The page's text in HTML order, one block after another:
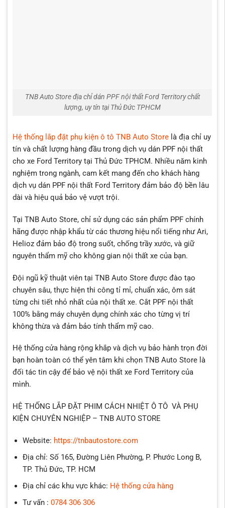
TNB Auto Store địa chỉ dán PPF nội thất Ford Territory chất
lượng, uy tín tại Thủ Đức TPHCM
Hệ thống lắp đặt phụ kiện ô tô TNB Auto Storelà địa chỉ uy
tín và chất lượng hàng đầu trong dịch vụ dán PPF nội thất
cho xe Ford Territory tại Thủ Đức TPHCM. Nhiều năm kinh
nghiệm trong ngành, cam kết mang đến cho khách hàng
dịch vụ dán PPF nội thất Ford Territory đảm bảo độ bền lâu
dài và hiệu quả bảo vệ vượt trội.
Tại TNB Auto Store, chỉ sử dụng các sản phẩm PPF chính
hãng được nhập khẩu từ các thương hiệu nổi tiếng như Ari,
Helioz đảm bảo độ trong suốt, chống trầy xước, và giữ
nguyên thẩm mỹ cho không gian nội thất xe của bạn.
Đội ngũ kỹ thuật viên tại TNB Auto Store được đào tạo
chuyên sâu, thực hiện thi công tỉ mỉ, chuẩn xác, ôm sát
từng chi tiết nhỏ nhất của nội thất xe. Cắt PPF nội thất
100% bằng máy chuyên dụng chính xác cho từng vị trí
không thừa và đảm bảo tính thẩm mỹ cao.
Hệ thống cửa hàng rộng khắp và dịch vụ bảo hành trọn đời
bạn hoàn toàn có thể yên tâm khi chọn TNB Auto Store là
đối tác tin cậy để bảo vệ nội thất xe Ford Territory của
mình.
HỆ THỐNG LẮP ĐẶT PHIM CÁCH NHIỆT Ô TÔ VÀ PHỤ
KIỆN CHUYÊN NGHIỆP – TNB AUTO STORE
Website: https://tnbautostore.com
Địa chỉ: Số 165, Đường Liên Phường, P. Phước Long B,
TP. Thủ Đức, TP. HCM
Địa chỉ các khu vực khác: Hệ thống cửa hàng
Tư vấn : 0784 306 306